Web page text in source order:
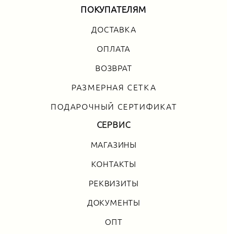
ПОКУПАТЕЛЯМ
ДОСТАВКА
ОПЛАТА
ВОЗВРАТ
РАЗМЕРНАЯ СЕТКА
ПОДАРОЧНЫЙ СЕРТИФИКАТ
СЕРВИС
МАГАЗИНЫ
КОНТАКТЫ
РЕКВИЗИТЫ
ДОКУМЕНТЫ
ОПТ